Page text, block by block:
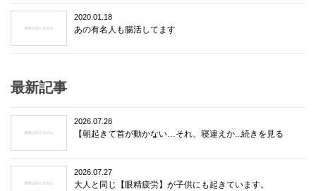
2020.01.18
あの有名人も腸活してます
最新記事
2026.07.28
【朝起きて首が動かない…それ、寝違えか...続きを見る
2026.07.27
大人と同じ【眼精疲労】が子供にも起きています。